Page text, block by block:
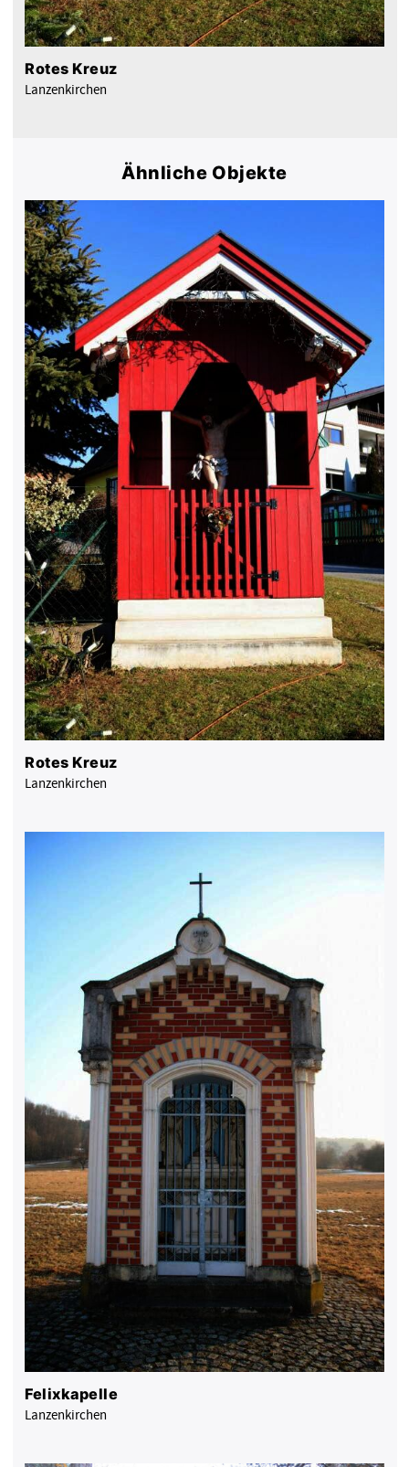
Rotes Kreuz
Lanzenkirchen
Ähnliche Objekte
Rotes Kreuz
Lanzenkirchen
Felixkapelle
Lanzenkirchen